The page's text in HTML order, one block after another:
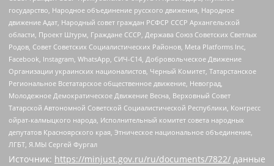
государство, Народное объединение русского движения, Народное
движение Адат, Народный совет граждан РСФСР СССР Архангельской
области, Проект Штурм, Граждане СССР, Держава Союз Советских Светлых
Родов, Совет Советских Социалистических Районов, Meta Platforms Inc,
Facebook, Instagram, WhatsApp, СИЧ-С14, Добровольческое Движение
Организации украинских националистов, Черный Комитет, Татарстанское
Региональное Всетатарское общественное движение, Невоград,
Молодежное Демократическое Движение Весна, Верховный Совет
Татарской Автономной Советской Социалистической Республики, Конгресс
ойрат-калмыцкого народа, Исполнительный комитет совета народных
депутатов Красноярского края, Этническое национальное объединение,
ЛГБТ, Я.МЫ Сергей Фургал
Источник: https://minjust.gov.ru/ru/documents/7822/ данные